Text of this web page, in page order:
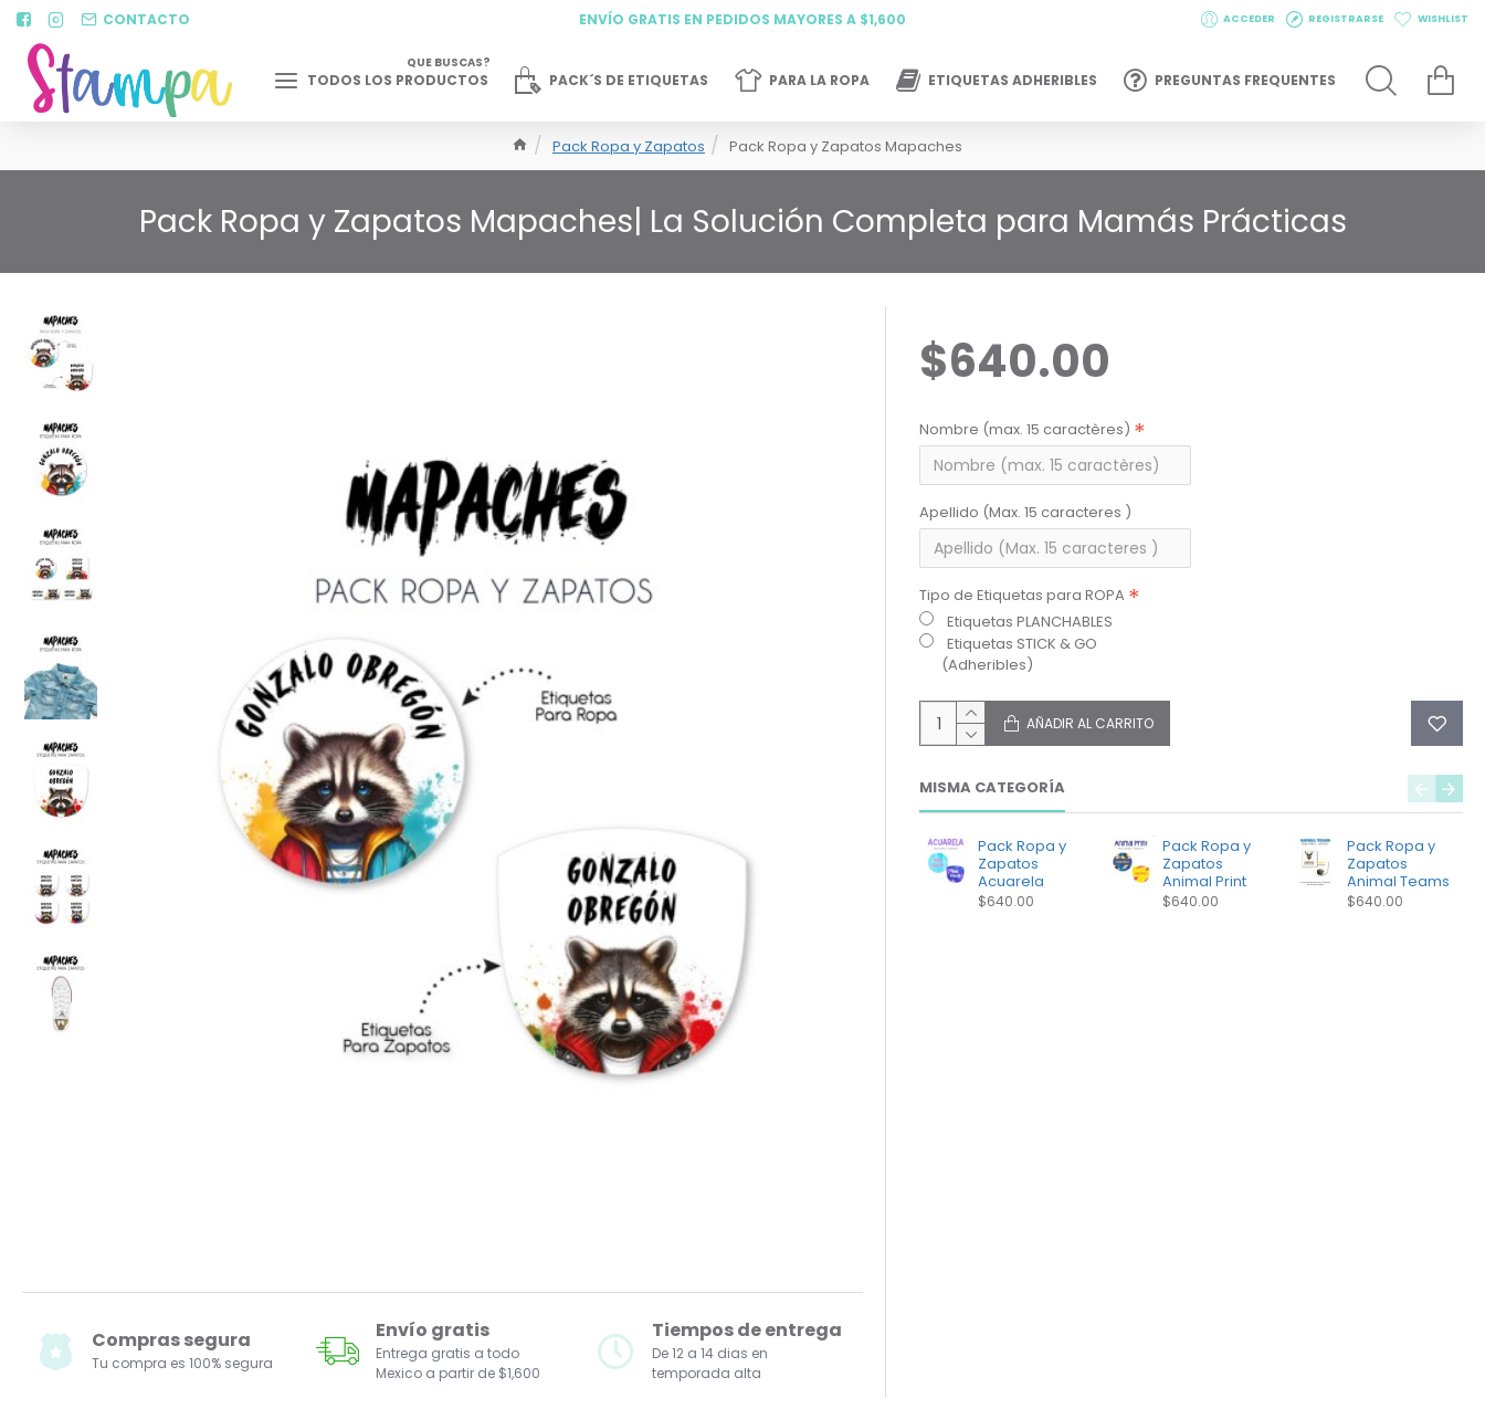
CONTACTO ENVÍO GRATIS EN PEDIDOS MAYORES A $1,600 ACCEDER REGISTRARSE WISHLIST
TODOS LOS PRODUCTOS
QUE BUSCAS?
PACK´S DE ETIQUETAS PARA LA ROPA ETIQUETAS ADHERIBLES PREGUNTAS FREQUENTES
Pack Ropa y Zapatos Pack Ropa y Zapatos Mapaches
Pack Ropa y Zapatos Mapaches| La Solución Completa para Mamás Prácticas
Compras segura
Tu compra es 100% segura
Envío gratis
Entrega gratis a todo
Mexico a partir de $1,600
Tiempos de entrega
De 12 a 14 dias en
temporada alta
$640.00
Nombre (max. 15 caractères)
Apellido (Max. 15 caracteres )
Tipo de Etiquetas para ROPA
Etiquetas PLANCHABLES
Etiquetas STICK & GO
(Adheribles)
AÑADIR AL CARRITO
MISMA CATEGORÍA
Pack Ropa y
Zapatos
Acuarela
$640.00
Pack Ropa y
Zapatos
Animal Print
$640.00
Pack Ropa y
Zapatos
Animal Teams
$640.00